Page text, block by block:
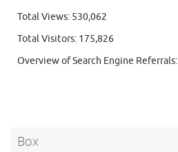
Total Views: 530,062
Total Visitors: 175,826
Overview of Search Engine Referrals:
Box